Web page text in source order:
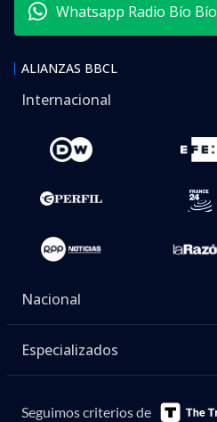
Whatsapp Radio Bío Bío
ALIANZAS BBCL
Internacional
Nacional
Especializados
Seguimos criterios de